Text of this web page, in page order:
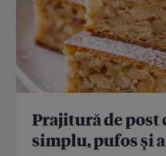
Prajitură de post
simplu, pufos și